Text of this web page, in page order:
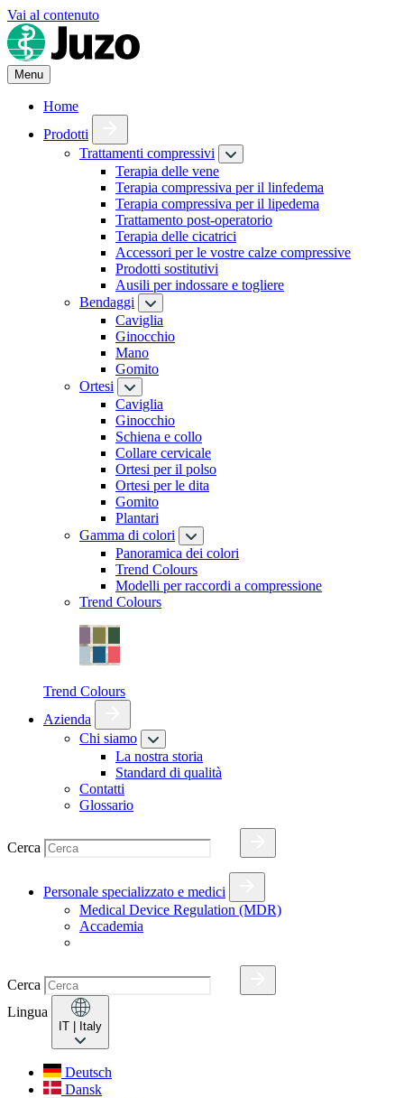
Vai al contenuto
Menu
Home
Prodotti
Trattamenti compressivi
Terapia delle vene
Terapia compressiva per il linfedema
Terapia compressiva per il lipedema
Trattamento post-operatorio
Terapia delle cicatrici
Accessori per le vostre calze compressive
Prodotti sostitutivi
Ausili per indossare e togliere
Bendaggi
Caviglia
Ginocchio
Mano
Gomito
Ortesi
Caviglia
Ginocchio
Schiena e collo
Collare cervicale
Ortesi per il polso
Ortesi per le dita
Gomito
Plantari
Gamma di colori
Panoramica dei colori
Trend Colours
Modelli per raccordi a compressione
Trend Colours
Trend Colours
Azienda
Chi siamo
La nostra storia
Standard di qualità
Contatti
Glossario
Cerca
Personale specializzato e medici
Medical Device Regulation (MDR)
Accademia
Cerca
Lingua
IT | Italy
Deutsch
Dansk